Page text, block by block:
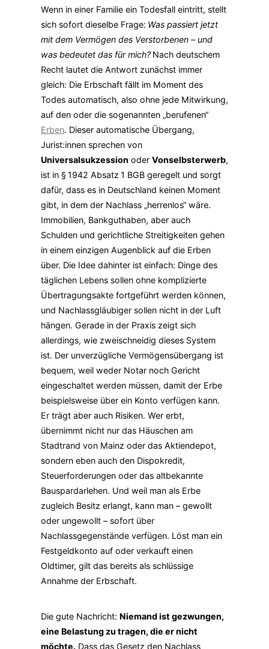
Wenn in einer Familie ein Todesfall eintritt, stellt
sich sofort dieselbe Frage: Was passiert jetzt
mit dem Vermögen des Verstorbenen – und
was bedeutet das für mich?Nach deutschem
Recht lautet die Antwort zunächst immer
gleich: Die Erbschaft fällt im Moment des
Todes automatisch, also ohne jede Mitwirkung,
auf den oder die sogenannten „berufenen“
Erben. Dieser automatische Übergang,
Jurist:innen sprechen von
Universalsukzession oder Vonselbsterwerb,
ist in § 1942 Absatz 1 BGB geregelt und sorgt
dafür, dass es in Deutschland keinen Moment
gibt, in dem der Nachlass „herrenlos“ wäre.
Immobilien, Bankguthaben, aber auch
Schulden und gerichtliche Streitigkeiten gehen
in einem einzigen Augenblick auf die Erben
über. Die Idee dahinter ist einfach: Dinge des
täglichen Lebens sollen ohne komplizierte
Übertragungsakte fortgeführt werden können,
und Nachlassgläubiger sollen nicht in der Luft
hängen. Gerade in der Praxis zeigt sich
allerdings, wie zweischneidig dieses System
ist. Der unverzügliche Vermögensübergang ist
bequem, weil weder Notar noch Gericht
eingeschaltet werden müssen, damit der Erbe
beispielsweise über ein Konto verfügen kann.
Er trägt aber auch Risiken. Wer erbt,
übernimmt nicht nur das Häuschen am
Stadtrand von Mainz oder das Aktiendepot,
sondern eben auch den Dispokredit,
Steuerforderungen oder das altbekannte
Bauspardarlehen. Und weil man als Erbe
zugleich Besitz erlangt, kann man – gewollt
oder ungewollt – sofort über
Nachlassgegenstände verfügen. Löst man ein
Festgeldkonto auf oder verkauft einen
Oldtimer, gilt das bereits als schlüssige
Annahme der Erbschaft.
Die gute Nachricht: Niemand ist gezwungen,
eine Belastung zu tragen, die er nicht
möchte. Dass das Gesetz den Nachlass